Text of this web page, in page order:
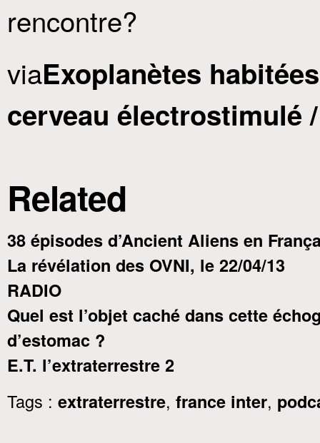
rencontre?
viaExoplanètes
cerveau électrostimulé
Related
38 épisodes d’Ancient Aliens en
La révélation des OVNI, le 22/04/13
RADIO
Quel est l’objet caché dans cette
d’estomac ?
E.T. l’extraterrestre 2
Tags : extraterrestre, france inter,